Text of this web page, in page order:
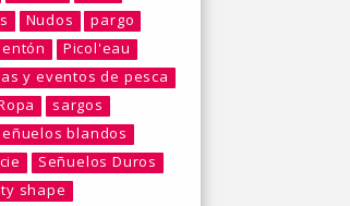
Nudos
pargo
Picol'eau
y eventos de pesca
sargos
blandos
Señuelos Duros
shape